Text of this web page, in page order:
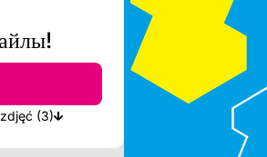
Показать ближайшие доступные принтеры zdjęć (3)